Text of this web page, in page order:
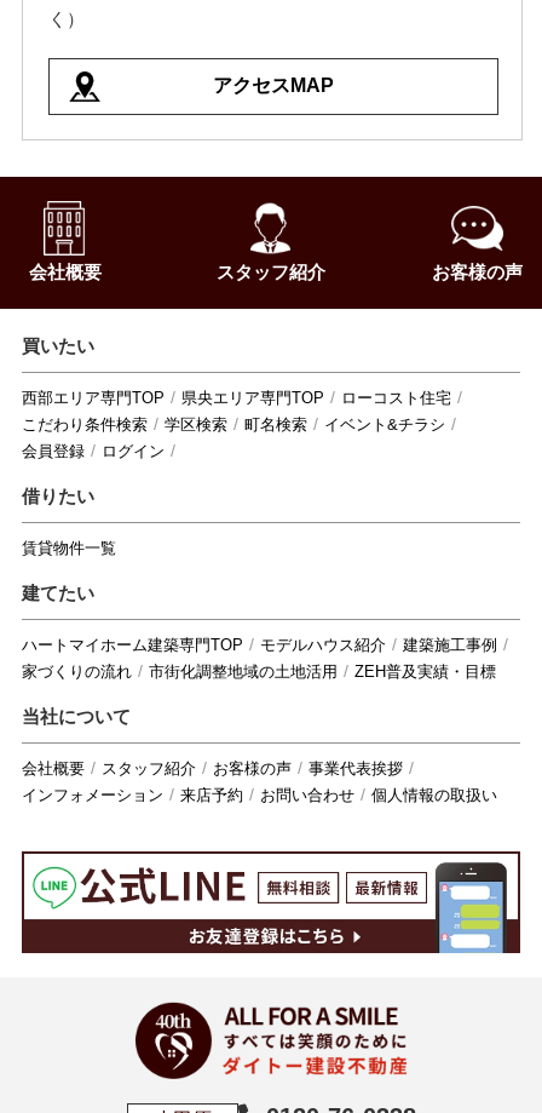
く）
アクセスMAP
会社概要 スタッフ紹介 お客様の声
買いたい
西部エリア専門TOP 県央エリア専門TOP
ローコスト住宅
こだわり条件検索
学区検索 町名検索
イベント&チラシ
会員登録
ログイン
借りたい
賃貸物件一覧
建てたい
ハートマイホーム建築専門TOP モデルハウス紹介
建築施工事例
家づくりの流れ
市街化調整地域の土地活用 ZEH普及実績・目標
当社について
会社概要 スタッフ紹介 お客様の声
事業代表挨拶
インフォメーション
来店予約 お問い合わせ 個人情報の取扱い